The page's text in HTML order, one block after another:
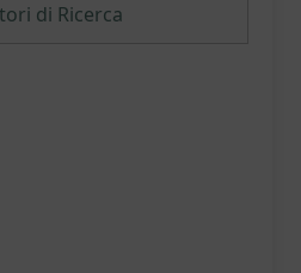
di Ricerca